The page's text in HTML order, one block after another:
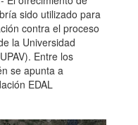
sido utilizado para
contra el proceso
la Universidad
Entre los
se apunta a
EDAL